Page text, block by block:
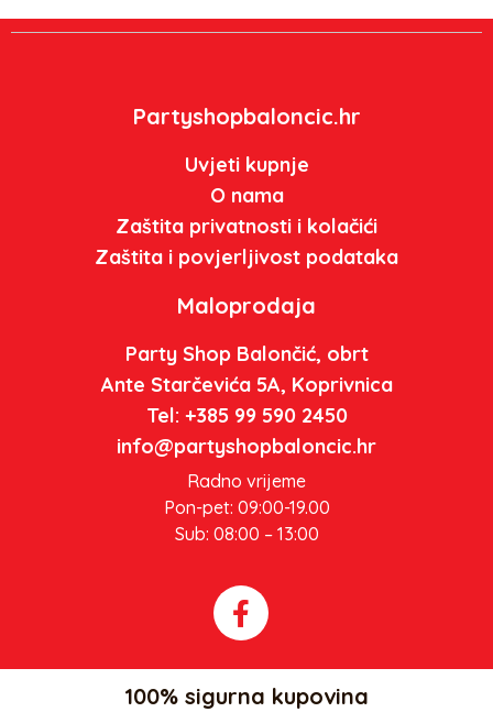
Partyshopbaloncic.hr
Uvjeti kupnje
O nama
Zaštita privatnosti i kolačići
Zaštita i povjerljivost podataka
Maloprodaja
Party Shop Balončić, obrt
Ante Starčevića 5A, Koprivnica
Tel: +385 99 590 2450
info@partyshopbaloncic.hr
Radno vrijeme
Pon-pet: 09:00-19.00
Sub: 08:00 – 13:00
100% sigurna kupovina